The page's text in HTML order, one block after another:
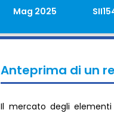
Mag 2025
Anteprima di un
Il mercato degli